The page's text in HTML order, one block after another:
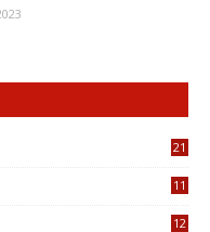
21
11
12